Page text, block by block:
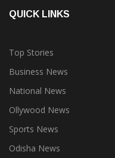
QUICK LINKS
Top Stories
Business News
National News
Ollywood News
Sports News
Odisha News